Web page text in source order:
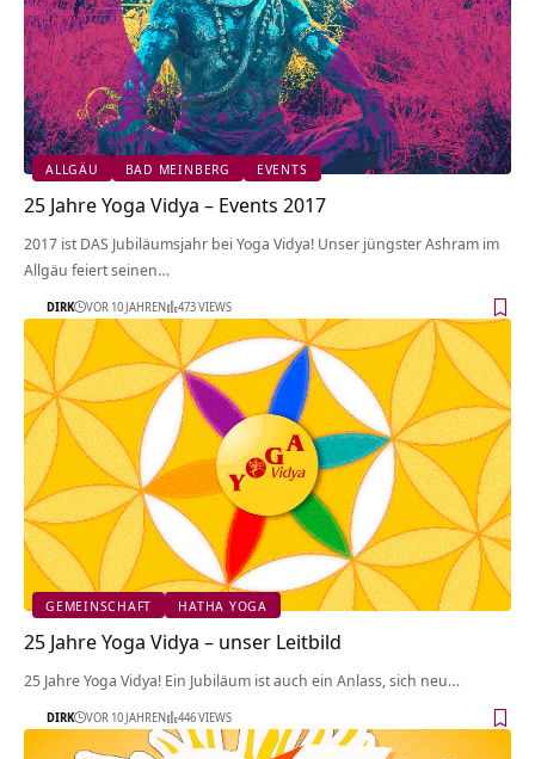
ALLGÄU BAD MEINBERG EVENTS
25 Jahre Yoga Vidya – Events 2017
2017 ist DAS Jubiläumsjahr bei Yoga Vidya! Unser jüngster Ashram im
Allgäu feiert seinen…
DIRK VOR 10 JAHREN 473 VIEWS
GEMEINSCHAFT HATHA YOGA
25 Jahre Yoga Vidya – unser Leitbild
25 Jahre Yoga Vidya! Ein Jubiläum ist auch ein Anlass, sich neu…
DIRK VOR 10 JAHREN 446 VIEWS